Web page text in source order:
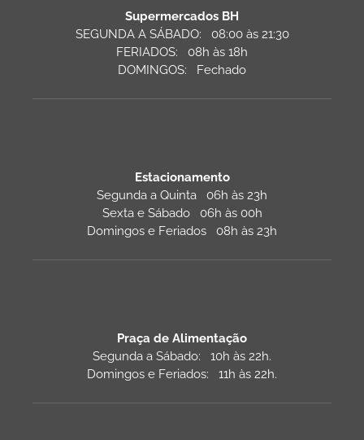
Supermercados BH
SEGUNDA A SÁBADO: 08:00 às 21:30
FERIADOS: 08h às 18h
DOMINGOS: Fechado
Estacionamento
Segunda a Quinta 06h às 23h
Sexta e Sábado 06h às 00h
Domingos e Feriados 08h às 23h
Praça de Alimentação
Segunda a Sábado: 10h às 22h.
Domingos e Feriados: 11h às 22h.